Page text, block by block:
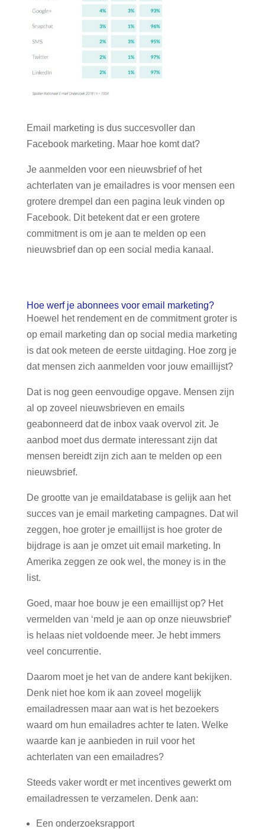
Email marketing is dus succesvoller dan
Facebook marketing. Maar hoe komt dat?
Je aanmelden voor een nieuwsbrief of het
achterlaten van je emailadres is voor mensen een
grotere drempel dan een pagina leuk vinden op
Facebook. Dit betekent dat er een grotere
commitment is om je aan te melden op een
nieuwsbrief dan op een social media kanaal.
Hoe werf je abonnees voor email marketing?
Hoewel het rendement en de commitment groter is
op email marketing dan op social media marketing
is dat ook meteen de eerste uitdaging. Hoe zorg je
dat mensen zich aanmelden voor jouw emaillijst?
Dat is nog geen eenvoudige opgave. Mensen zijn
al op zoveel nieuwsbrieven en emails
geabonneerd dat de inbox vaak overvol zit. Je
aanbod moet dus dermate interessant zijn dat
mensen bereidt zijn zich aan te melden op een
nieuwsbrief.
De grootte van je emaildatabase is gelijk aan het
succes van je email marketing campagnes. Dat wil
zeggen, hoe groter je emaillijst is hoe groter de
bijdrage is aan je omzet uit email marketing. In
Amerika zeggen ze ook wel, the money is in the
list.
Goed, maar hoe bouw je een emaillijst op? Het
vermelden van ‘meld je aan op onze nieuwsbrief’
is helaas niet voldoende meer. Je hebt immers
veel concurrentie.
Daarom moet je het van de andere kant bekijken.
Denk niet hoe kom ik aan zoveel mogelijk
emailadressen maar aan wat is het bezoekers
waard om hun emailadres achter te laten. Welke
waarde kan je aanbieden in ruil voor het
achterlaten van een emailadres?
Steeds vaker wordt er met incentives gewerkt om
emailadressen te verzamelen. Denk aan:
Een onderzoeksrapport